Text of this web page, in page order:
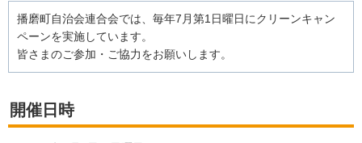
播磨町自治会連合会では、毎年7月第1日曜日にクリーンキャン
ペーンを実施しています。
皆さまのご参加・ご協力をお願いします。
開催日時